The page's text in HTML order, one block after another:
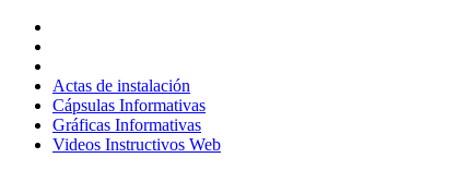
contenido
Actas de instalación
Cápsulas Informativas
Gráficas Informativas
Videos Instructivos Web